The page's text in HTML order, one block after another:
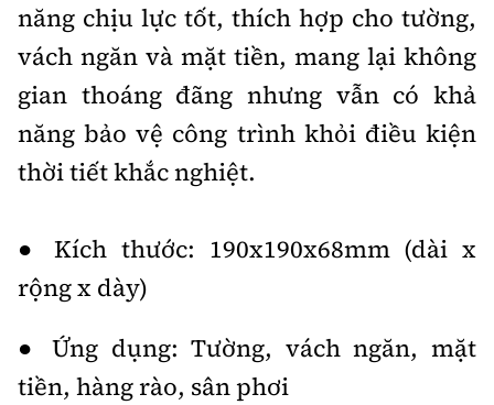
năng chịu lực tốt, thích hợp cho tường,
vách ngăn và mặt tiền, mang lại không
gian thoáng đãng nhưng vẫn có khả
năng bảo vệ công trình khỏi điều kiện
thời tiết khắc nghiệt.
● Kích thước: 190x190x68mm (dài x
rộng x dày)
● Ứng dụng: Tường, vách ngăn, mặt
tiền, hàng rào, sân phơi